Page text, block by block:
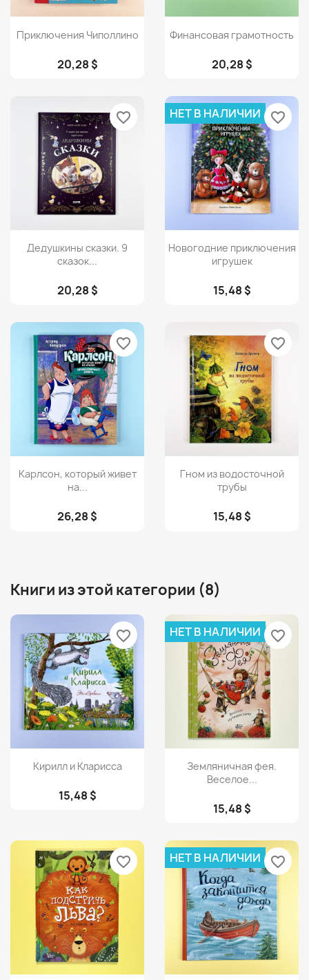
Просмотр
Приключения Чиполлино
20,28 $
Просмотр
Финансовая грамотность
20,28 $
Просмотр
Дедушкины сказки. 9
сказок...
20,28 $
favorite_border
Просмотр
Новогодние приключения
игрушек
15,48 $
НЕТ В НАЛИЧИИ favorite_border
Просмотр
Карлсон, который живет
на...
26,28 $
favorite_border
Просмотр
Гном из водосточной
трубы
15,48 $
favorite_border
Книги из этой категории (8)
Просмотр
Кирилл и Кларисса
15,48 $
favorite_border
Просмотр
Земляничная фея.
Веселое...
15,48 $
НЕТ В НАЛИЧИИ favorite_border
favorite_border НЕТ В НАЛИЧИИ favorite_border